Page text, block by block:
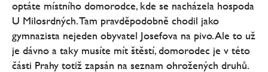
optáte místního domorodce, kde se nacházela hospoda
U Milosrdných. Tam pravděpodobně chodil jako
gymnazista nejeden obyvatel Josefova na pivo. Ale to už
je dávno a taky musíte mít štěstí, domorodec je v této
části Prahy totiž zapsán na seznam ohrožených druhů.